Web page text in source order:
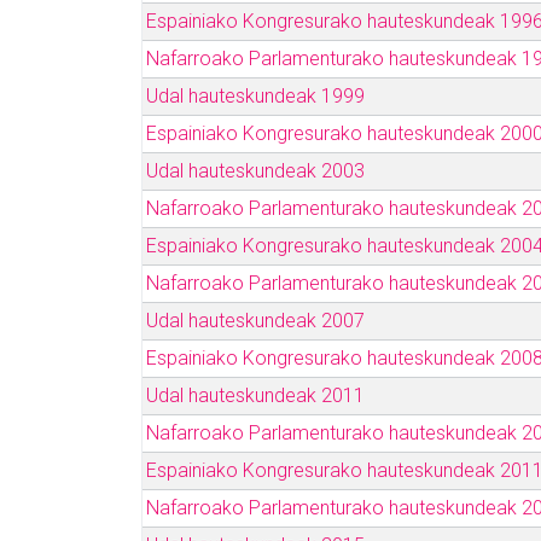
Espainiako Kongresurako hauteskundeak 1996
Nafarroako Parlamenturako hauteskundeak
Udal hauteskundeak 1999
Espainiako Kongresurako hauteskundeak 2000
Udal hauteskundeak 2003
Nafarroako Parlamenturako hauteskundeak
Espainiako Kongresurako hauteskundeak
Nafarroako Parlamenturako hauteskundeak
Udal hauteskundeak 2007
Espainiako Kongresurako hauteskundeak 2008
Udal hauteskundeak 2011
Nafarroako Parlamenturako hauteskundeak
Espainiako Kongresurako hauteskundeak 2011
Nafarroako Parlamenturako hauteskundeak